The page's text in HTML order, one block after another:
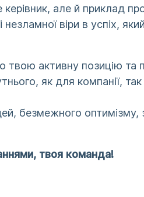
але й приклад
незламної віри в успіх,
твою активну позицію та
як для компанії, так
безмежного оптимізму,
твоя команда!